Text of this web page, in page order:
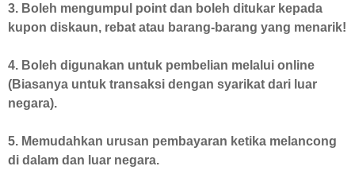
3. Boleh mengumpul point dan boleh ditukar kepada
kupon diskaun, rebat atau barang-barang yang menarik!
4. Boleh digunakan untuk pembelian melalui online
(Biasanya untuk transaksi dengan syarikat dari luar
negara).
5. Memudahkan urusan pembayaran ketika melancong
di dalam dan luar negara.